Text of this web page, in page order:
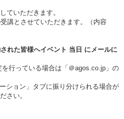
ていただきます。
講とさせていただきます。（内容
れた皆様へイベント 当日 にメールに
行っている場合は「＠agos.co.jp」の
ション」タブに振り分けられる場合が
さい。